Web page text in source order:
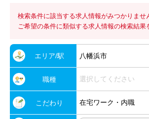
検索条件に該当する求人情報がみつかりませ
ご希望の条件に類似する求人情報の検索結果
エリア/駅 八幡浜市
職種 選択してください
こだわり 在宅ワーク・内職